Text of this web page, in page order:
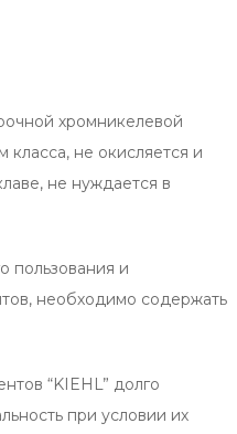
хромникелевой
не окисляется и
не нуждается в
пользования и
необходимо содержать
“KIEHL” долго
при условии их